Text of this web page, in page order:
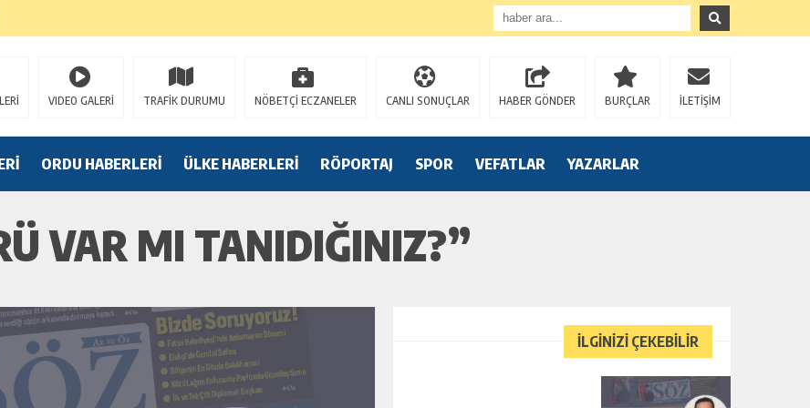
VIDEO GALERİ TRAFİK DURUMU NÖBETÇİ ECZANELER CANLI SONUÇLAR HABER GÖNDER BURÇLAR İLETİŞİM
ORDU HABERLERİ ÜLKE HABERLERİ RÖPORTAJ SPOR VEFATLAR YAZARLAR
VAR MI TANIDIĞINIZ?”
İLGİNİZİ ÇEKEBİLİR